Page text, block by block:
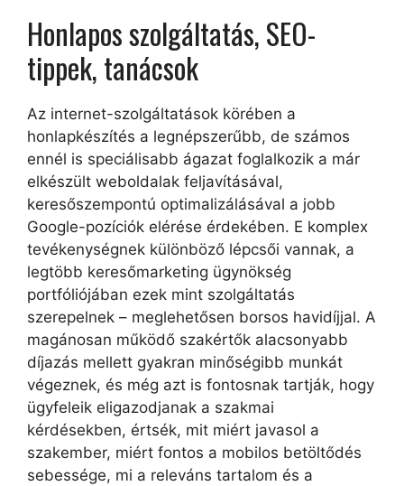
Honlapos szolgáltatás, SEO-
tippek, tanácsok
Az internet-szolgáltatások körében a
honlapkészítés a legnépszerűbb, de számos
ennél is speciálisabb ágazat foglalkozik a már
elkészült weboldalak feljavításával,
keresőszempontú optimalizálásával a jobb
Google-pozíciók elérése érdekében. E komplex
tevékenységnek különböző lépcsői vannak, a
legtöbb keresőmarketing ügynökség
portfóliójában ezek mint szolgáltatás
szerepelnek – meglehetősen borsos havidíjjal. A
magánosan működő szakértők alacsonyabb
díjazás mellett gyakran minőségibb munkát
végeznek, és még azt is fontosnak tartják, hogy
ügyfeleik eligazodjanak a szakmai
kérdésekben, értsék, mit miért javasol a
szakember, miért fontos a mobilos betöltődés
sebessége, mi a releváns tartalom és a